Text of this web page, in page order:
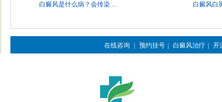
白癜风是什么病？会传染 ...
白癜风白
在线咨询 | 预约挂号 | 白癜风治疗 | 开